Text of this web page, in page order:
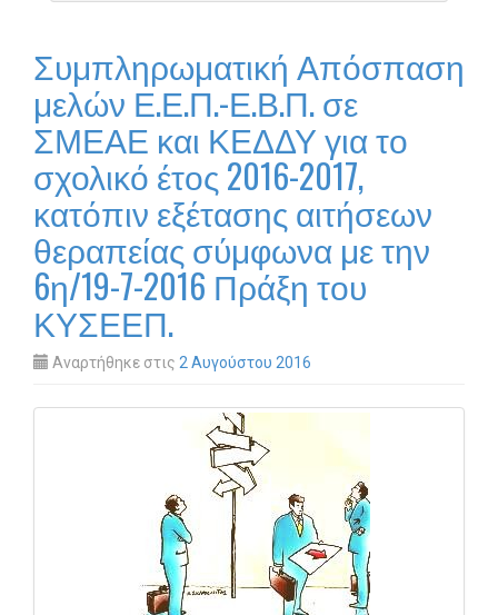
Συμπληρωματική Απόσπαση
μελών Ε.Ε.Π.-Ε.Β.Π. σε
ΣΜΕΑΕ και ΚΕΔΔΥ για το
σχολικό έτος 2016-2017,
κατόπιν εξέτασης αιτήσεων
θεραπείας σύμφωνα με την
6η/19-7-2016 Πράξη του
ΚΥΣΕΕΠ.
Αναρτήθηκε στις 2 Αυγούστου 2016